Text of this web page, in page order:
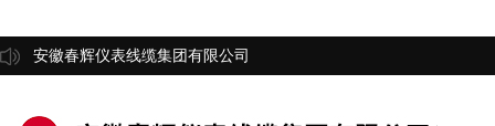
安徽春辉仪表线缆集团有限公司